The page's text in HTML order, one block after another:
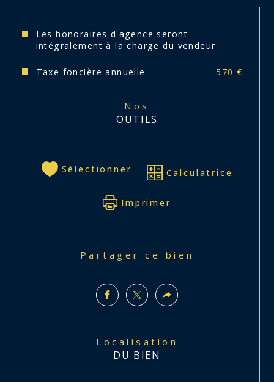
Les honoraires d'agence seront
intégralement à la charge du vendeur
Taxe foncière annuelle 570 €
Nos
OUTILS
Sélectionner Calculatrice
Imprimer
Partager ce bien
Localisation
DU BIEN